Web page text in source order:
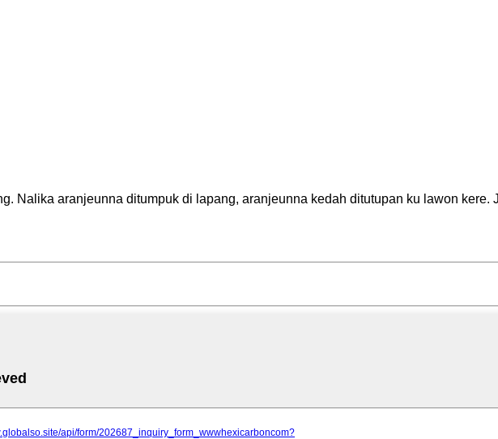
Nalika aranjeunna ditumpuk di lapang, aranjeunna kedah ditutupan ku lawon kere.